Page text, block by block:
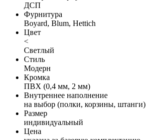
ДСП
Фурнитура
Boyard, Blum, Hettich
Цвет
<
Светлый
Стиль
Модерн
Кромка
ПВХ (0,4 мм, 2 мм)
Внутреннее наполнение
на выбор (полки, корзины, штанги)
Размер
индивидуальный
Цена